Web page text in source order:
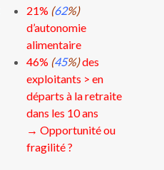
21% (62%)
d’autonomie
alimentaire
46% (45%)des
exploitants > en
départs à la retraite
dans les 10 ans
→ Opportunité ou
fragilité ?